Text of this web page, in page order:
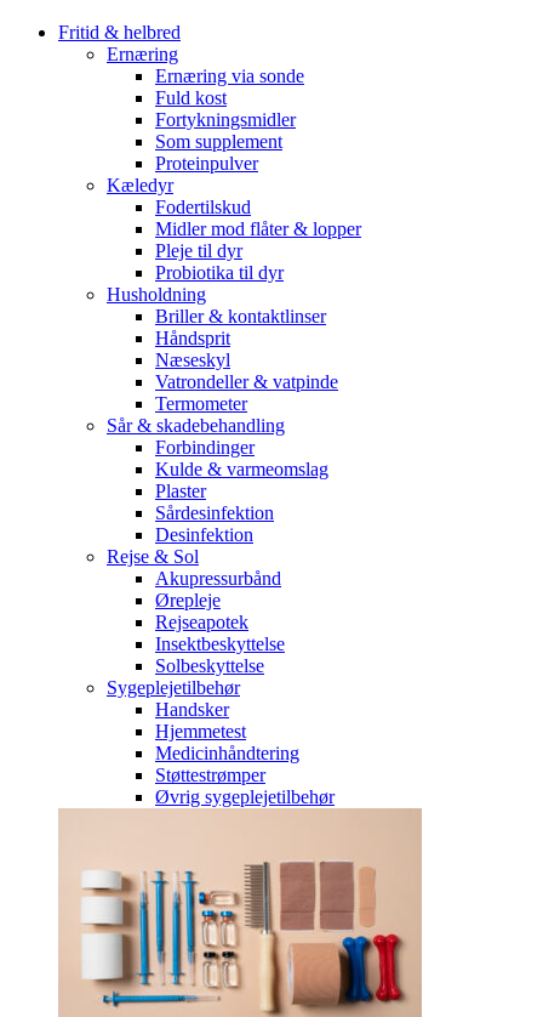
Fritid & helbred
Ernæring
Ernæring via sonde
Fuld kost
Fortykningsmidler
Som supplement
Proteinpulver
Kæledyr
Fodertilskud
Midler mod flåter & lopper
Pleje til dyr
Probiotika til dyr
Husholdning
Briller & kontaktlinser
Håndsprit
Næseskyl
Vatrondeller & vatpinde
Termometer
Sår & skadebehandling
Forbindinger
Kulde & varmeomslag
Plaster
Sårdesinfektion
Desinfektion
Rejse & Sol
Akupressurbånd
Ørepleje
Rejseapotek
Insektbeskyttelse
Solbeskyttelse
Sygeplejetilbehør
Handsker
Hjemmetest
Medicinhåndtering
Støttestrømper
Øvrig sygeplejetilbehør